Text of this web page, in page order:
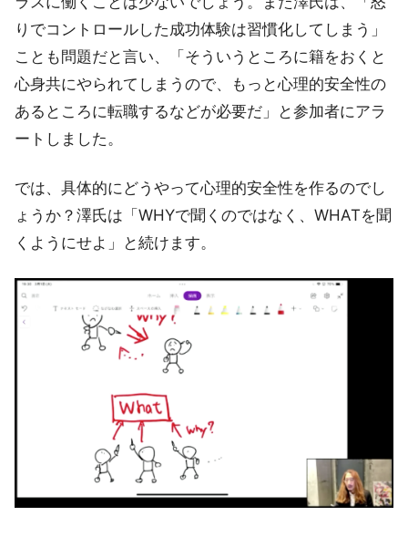
りでコントロールした成功体験は習慣化してしまう」
ことも問題だと言い、「そういうところに籍をおくと
心身共にやられてしまうので、もっと心理的安全性の
あるところに転職するなどが必要だ」と参加者にアラ
ートしました。
では、具体的にどうやって心理的安全性を作るのでし
ょうか？澤氏は「WHYで聞くのではなく、WHATを聞
くようにせよ」と続けます。